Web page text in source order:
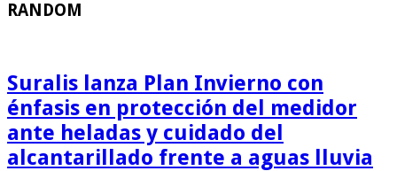
RANDOM
Suralis lanza Plan Invierno con
énfasis en protección del medidor
ante heladas y cuidado del
alcantarillado frente a aguas lluvia